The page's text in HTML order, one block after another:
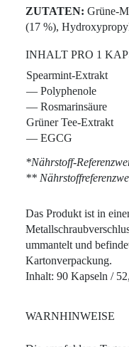
ZUTATEN: Grüne-
(17 %),
INHALT PRO 1
Spearmint-Extrakt
— Polyphenole
— Rosmarinsäure
Grüner Tee-Extrakt
— EGCG
*Nährstoff-
**
Das Produkt ist in
ummantelt und
Kartonverpackung.
Inhalt: 90 Kapseln /
WARNHINWEISE